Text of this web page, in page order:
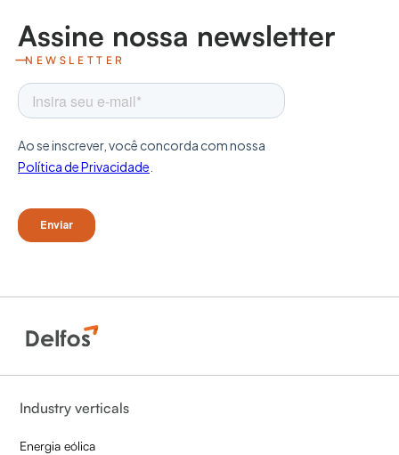
Assine nossa newsletter
NEWSLETTER
Industry verticals
Energia eólica